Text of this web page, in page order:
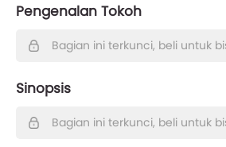
Pengenalan Tokoh
Bagian ini terkunci, beli untuk
Sinopsis
Bagian ini terkunci, beli untuk